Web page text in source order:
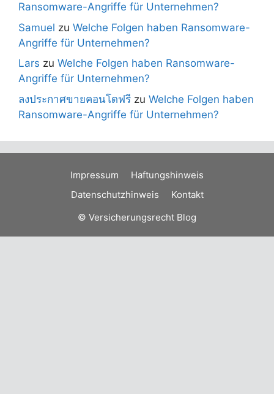
Ransomware-Angriffe für Unternehmen?
Samuel zu Welche Folgen haben Ransomware-
Angriffe für Unternehmen?
Lars zu Welche Folgen haben Ransomware-
Angriffe für Unternehmen?
ลงประกาศขายคอนโดฟรี zu Welche Folgen haben
Ransomware-Angriffe für Unternehmen?
Impressum
Haftungshinweis
Datenschutzhinweis
Kontakt
© Versicherungsrecht Blog